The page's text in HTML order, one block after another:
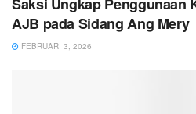
Saksi Ungkap Penggunaan
AJB pada Sidang Ang Mery
FEBRUARI 3, 2026